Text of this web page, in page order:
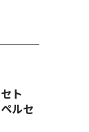
ト
ルセ